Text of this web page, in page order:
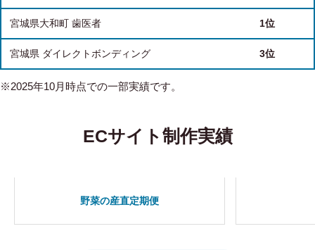
宮城県大和町 歯医者 1位
宮城県 ダイレクトボンディング 3位
※2025年10月時点での一部実績です。
ECサイト制作実績
野菜の産直定期便